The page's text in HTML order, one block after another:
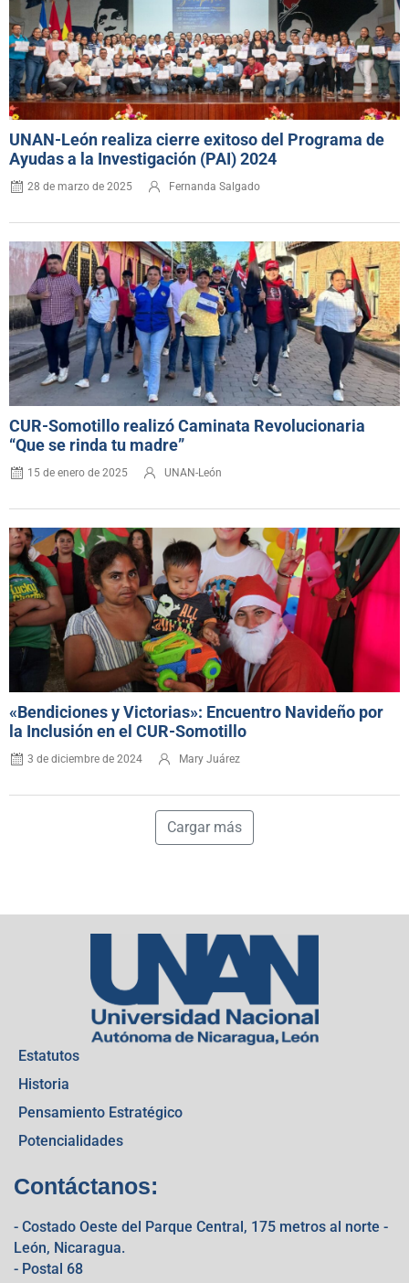
UNAN-León realiza cierre exitoso del Programa de
Ayudas a la Investigación (PAI) 2024
28 de marzo de 2025 Fernanda Salgado
CUR-Somotillo realizó Caminata Revolucionaria
“Que se rinda tu madre”
15 de enero de 2025 UNAN-León
«Bendiciones y Victorias»: Encuentro Navideño por
la Inclusión en el CUR-Somotillo
3 de diciembre de 2024 Mary Juárez
Cargar más
Estatutos
Historia
Pensamiento Estratégico
Potencialidades
Contáctanos:
- Costado Oeste del Parque Central, 175 metros al norte -
León, Nicaragua.
- Postal 68